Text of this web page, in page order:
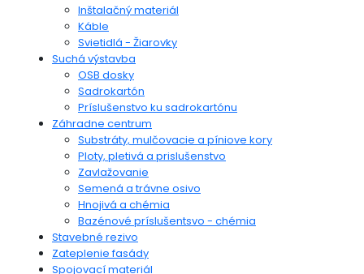
Inštalačný materiál
Káble
Svietidlá - Žiarovky
Suchá výstavba
OSB dosky
Sadrokartón
Príslušenstvo ku sadrokartónu
Záhradne centrum
Substráty, mulčovacie a píniove kory
Ploty, pletivá a prislušenstvo
Zavlažovanie
Semená a trávne osivo
Hnojivá a chémia
Bazénové príslušentsvo - chémia
Stavebné rezivo
Zateplenie fasády
Spojovací materiál